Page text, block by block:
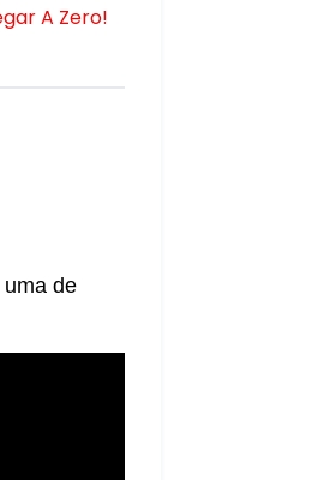
A Zero!
de